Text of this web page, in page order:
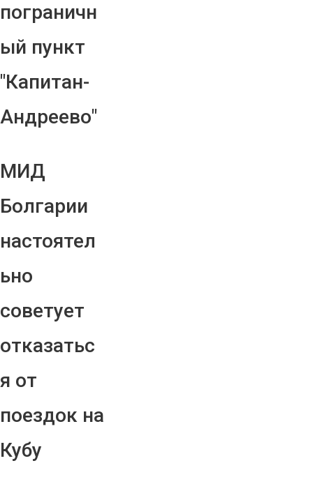
пограничн
ый пункт
"Капитан-
Андреево"
МИД
Болгарии
настоятел
ьно
советует
отказатьс
я от
поездок на
Кубу